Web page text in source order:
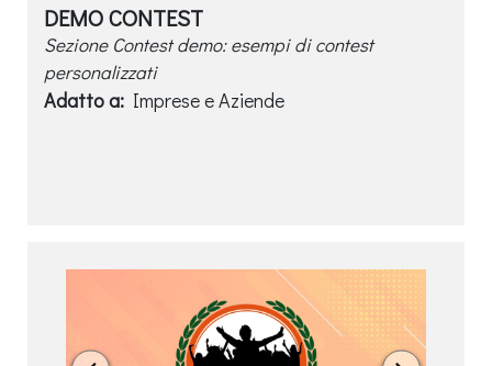
DEMO CONTEST
Sezione Contest demo: esempi di contest
personalizzati
Adatto a: Imprese e Aziende